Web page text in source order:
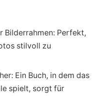
Bilderrahmen: Perfekt,
stilvoll zu
Ein Buch, in dem das
spielt, sorgt für